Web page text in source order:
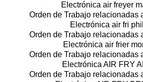
Electrónica air freyer
Orden de Trabajo relacionadas
Electrónica air fri
Orden de Trabajo relacionadas
Electrónica air frier
Orden de Trabajo relacionadas
Electrónica AIR FRY
Orden de Trabajo relacionadas